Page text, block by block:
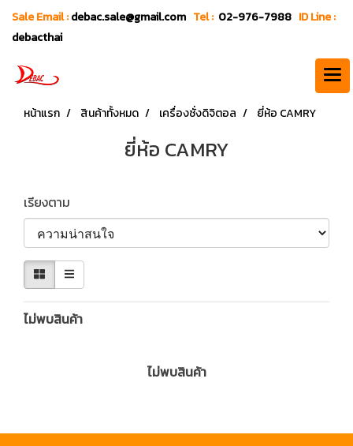
Sale Email :debac.sale@gmail.com Tel : 02-976-7988 ID Line :
debacthai
หน้าแรก สินค้าทั้งหมด เครื่องชั่งดิจิตอล ยี่ห้อ CAMRY
ยี่ห้อ CAMRY
เรียงตาม
ไม่พบสินค้า
ไม่พบสินค้า